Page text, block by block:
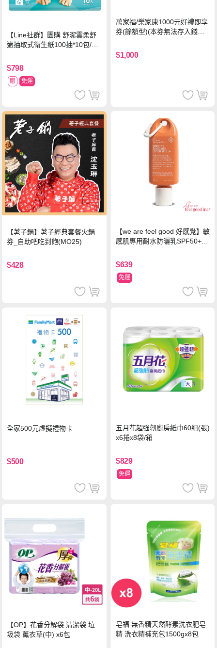
【Line社群】團購 舒潔雲柔舒
適抽取式衛生紙100抽*10包/6
$798
贈 免運
萬家福/樂家康1000元好禮即享
券(餘額型)(本券無法存入錢包
$1,000
【荖子鍋】荖子經典套餐火鍋
券_自助吧吃到飽(MO25)
$428
【we are feel good 好感覺】敏
感肌專用耐水防曬乳SPF50+ 7
$639
免運
全家500元虛擬禮物卡
$500
五月花超強韌廚房紙巾60組(張)
x6捲x8袋/箱
$829
免運
【OP】花香分解袋 清潔袋 垃
圾袋 薰衣草(中) x6包
皂福 無香精天然酵素洗衣肥皂
精 洗衣精補充包1500gx8包